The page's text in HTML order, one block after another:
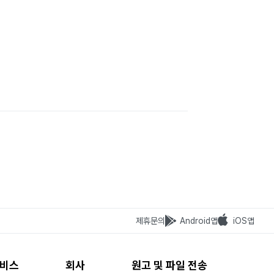
제휴문의 Android앱 iOS앱
스 회사 원고 및 파일 전송